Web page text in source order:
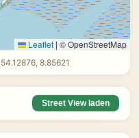
Leaflet | © OpenStreetMap
8.85621
Street View laden